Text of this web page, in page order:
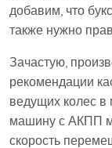
добавим, что
также нужно
Зачастую,
рекомендации
ведущих колес в
машину с АКПП
скорость